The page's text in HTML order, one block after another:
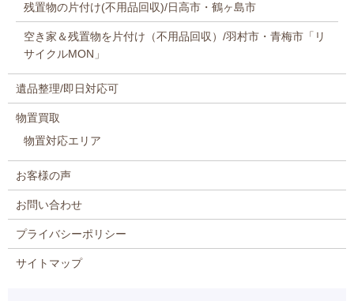
残置物の片付け(不用品回収)/日高市・鶴ヶ島市
空き家＆残置物を片付け（不用品回収）/羽村市・青梅市「リ
サイクルMON」
遺品整理/即日対応可
物置買取
物置対応エリア
お客様の声
お問い合わせ
プライバシーポリシー
サイトマップ